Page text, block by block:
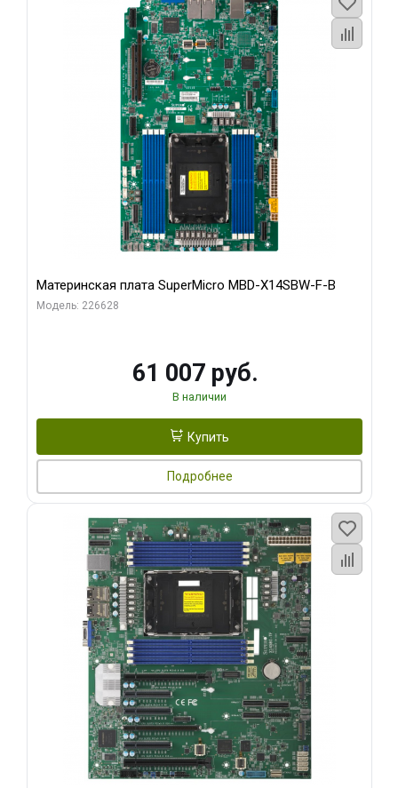
Материнская плата SuperMicro MBD-X14SBW-F-B
Модель: 226628
61 007 руб.
В наличии
Купить
Подробнее